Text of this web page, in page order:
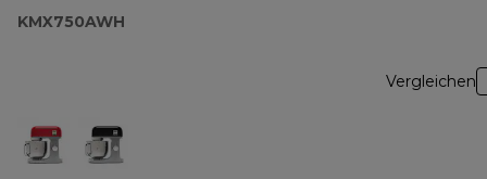
KMX750AWH
Vergleichen